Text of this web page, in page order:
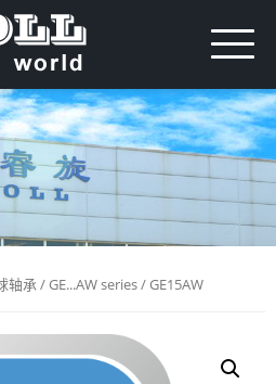
轴承/GE...AW series/ GE15AW